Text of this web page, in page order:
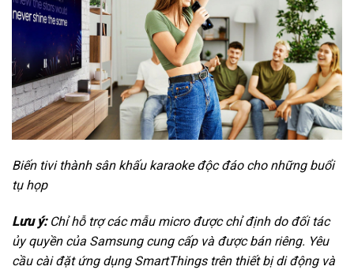
Biến tivi thành sân khấu karaoke độc đáo cho những buổi
tụ họp
Lưu ý: Chỉ hỗ trợ các mẫu micro được chỉ định do đối tác
ủy quyền của Samsung cung cấp và được bán riêng. Yêu
cầu cài đặt ứng dụng SmartThings trên thiết bị di động và